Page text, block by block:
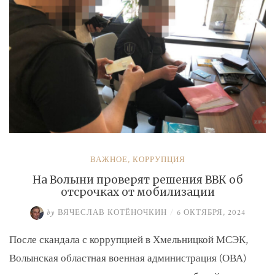
ВАЖНОЕ, КОРРУПЦИЯ
На Волыни проверят решения ВВК об
отсрочках от мобилизации
by ВЯЧЕСЛАВ КОТЁНОЧКИН / 6 ОКТЯБРЯ, 2024
После скандала с коррупцией в Хмельницкой МСЭК,
Волынская областная военная администрация (ОВА)